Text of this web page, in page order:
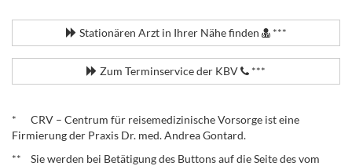
Stationären Arzt in Ihrer Nähe finden ***
Zum Terminservice der KBV ***
* CRV – Centrum für reisemedizinische Vorsorge ist eine
Firmierung der Praxis Dr. med. Andrea Gontard.
** Sie werden bei Betätigung des Buttons auf die Seite des vom